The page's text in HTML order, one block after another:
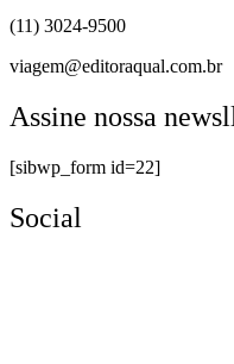
(11) 3024-9500
viagem@editoraqual.com.br
Assine nossa
[sibwp_form id=22]
Social